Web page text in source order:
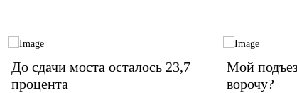
До сдачи моста осталось 23,7
процента
Мой
ворочу?